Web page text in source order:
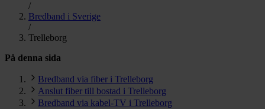
/
Bredband i Sverige
/
Trelleborg
På denna sida
Bredband via fiber i Trelleborg
Anslut fiber till bostad i Trelleborg
Bredband via kabel-TV i Trelleborg